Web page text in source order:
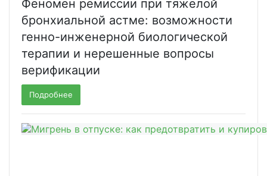
Феномен ремиссии при тяжелой
бронхиальной астме: возможности
генно-инженерной биологической
терапии и нерешенные вопросы
верификации
Подробнее